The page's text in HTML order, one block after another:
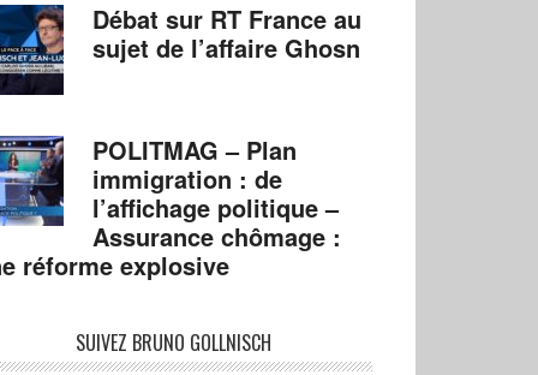
Débat sur RT France au
sujet de l’affaire Ghosn
POLITMAG – Plan
immigration : de
l’affichage politique –
Assurance chômage :
réforme explosive
SUIVEZ BRUNO GOLLNISCH